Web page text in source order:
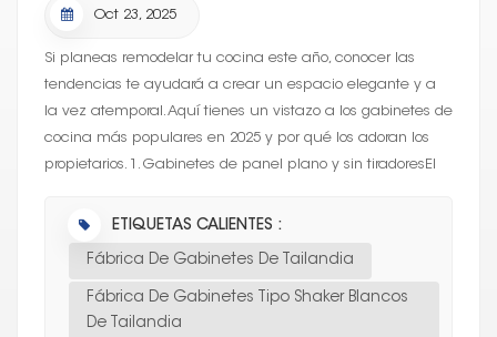
Oct 23, 2025
Si planeas remodelar tu cocina este año, conocer las
tendencias te ayudará a crear un espacio elegante y a
la vez atemporal. Aquí tienes un vistazo a los gabinetes de
cocina más populares en 2025 y por qué los adoran los
propietarios. 1. Gabinetes de panel plano y sin tiradoresEl
ETIQUETAS CALIENTES :
Fábrica De Gabinetes De Tailandia
Fábrica De Gabinetes Tipo Shaker Blancos
De Tailandia